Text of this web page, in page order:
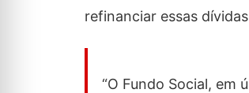
refinanciar essas
“O Fundo Social, em